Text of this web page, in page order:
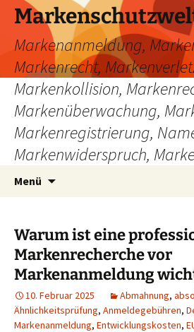
Zum
Inhalt
springen
Markenanmeldung,
Markenrecht,
Markenkollision,
Markenüberwachung,
Markenregistrierung,
Markenwiderspruch,
Menü
Warum ist eine
Markenrecherche vor
Markenanmeldung
10. Februar 2025 Abmahnung,
Ähnlichkeitsprüfung, Anmeldegebühren,
Markenanmeldung, Entwicklungskosten,